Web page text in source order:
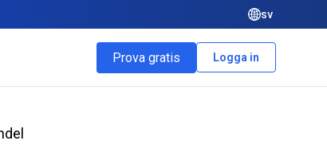
sv
Prova gratis Logga in